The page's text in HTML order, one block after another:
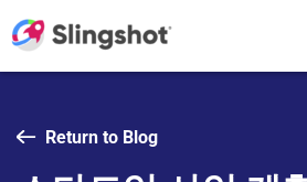
Return to Blog